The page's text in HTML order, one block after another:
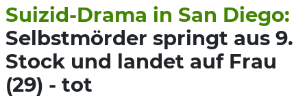
Suizid-Drama in San Diego:
Selbstmörder springt aus 9.
Stock und landet auf Frau
(29) - tot